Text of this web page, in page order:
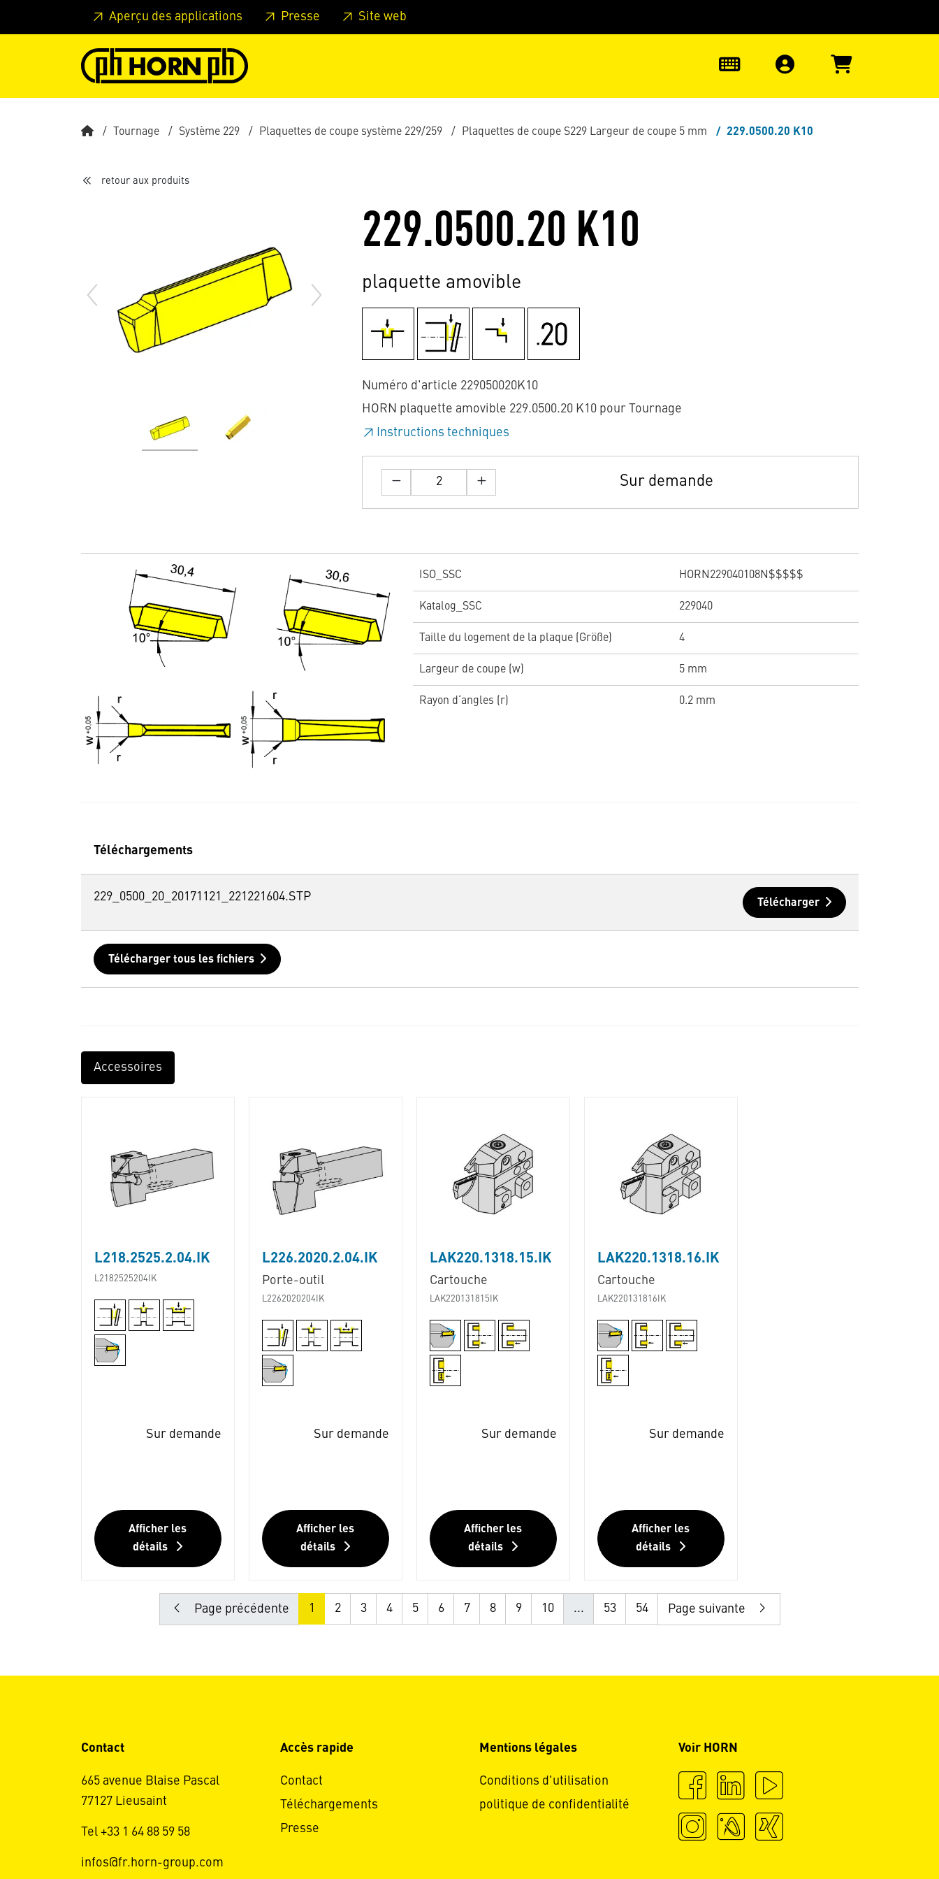
Skip to main content Passer à l'en-tête de la page Passer au pied de page
Aperçu des applications Presse Site web
Tournage Système 229 Plaquettes de coupe système 229/259 Plaquettes de coupe S229 Largeur de coupe 5 mm 229.0500.20 K10
retour aux produits
229.0500.20 K10
plaquette amovible
Numéro d'article 229050020K10
HORN plaquette amovible 229.0500.20 K10 pour Tournage
Instructions techniques
Sur demande
ISO_SSC HORN229040108N$$$$$
Katalog_SSC 229040
Taille du logement de la plaque (Größe) 4
Largeur de coupe (w) 5 mm
Rayon d‘angles (r) 0.2 mm
Téléchargements
229_0500_20_20171121_221221604.STP Télécharger
Télécharger tous les fichiers
Accessoires
L218.2525.2.04.IK
L2182525204IK
Sur demande
Afficher les
détails
L226.2020.2.04.IK
Porte-outil
L2262020204IK
Sur demande
Afficher les
détails
LAK220.1318.15.IK
Cartouche
LAK220131815IK
Sur demande
Afficher les
détails
LAK220.1318.16.IK
Cartouche
LAK220131816IK
Sur demande
Afficher les
détails
Page précédente 1 2 3 4 5 6 7 8 9 10 ... 53 54 Page suivante
Contact
665 avenue Blaise Pascal
77127 Lieusaint
Tel +33 1 64 88 59 58
infos@fr.horn-group.com
Accès rapide
Contact
Téléchargements
Presse
Mentions légales
Conditions d'utilisation
politique de confidentialité
Voir HORN